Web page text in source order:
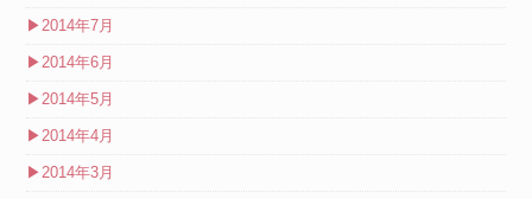
▶2014年7月
▶2014年6月
▶2014年5月
▶2014年4月
▶2014年3月